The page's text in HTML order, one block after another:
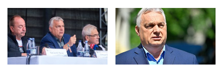
r
o
k
m
e
á
c
s
o
n
y